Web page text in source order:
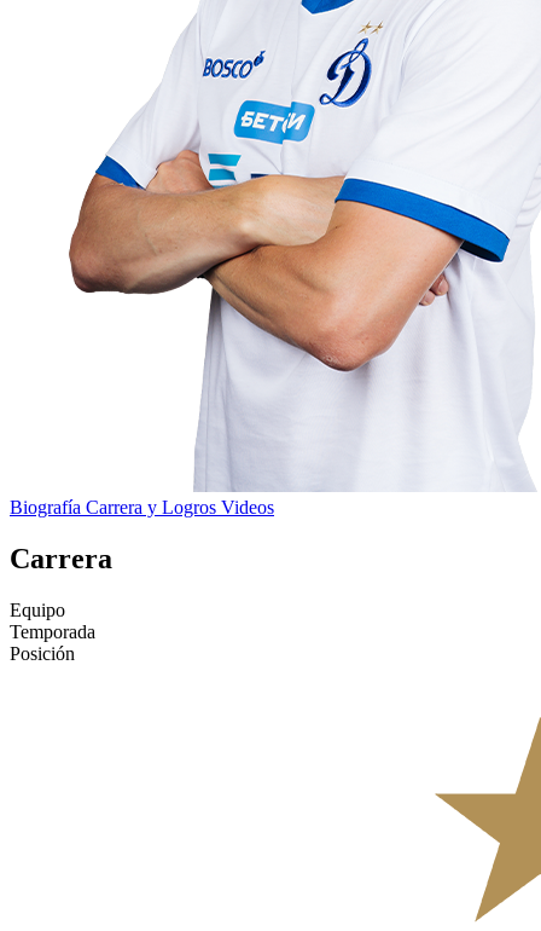
Biografía Carrera y Logros Videos
Carrera
Equipo
Temporada
Posición